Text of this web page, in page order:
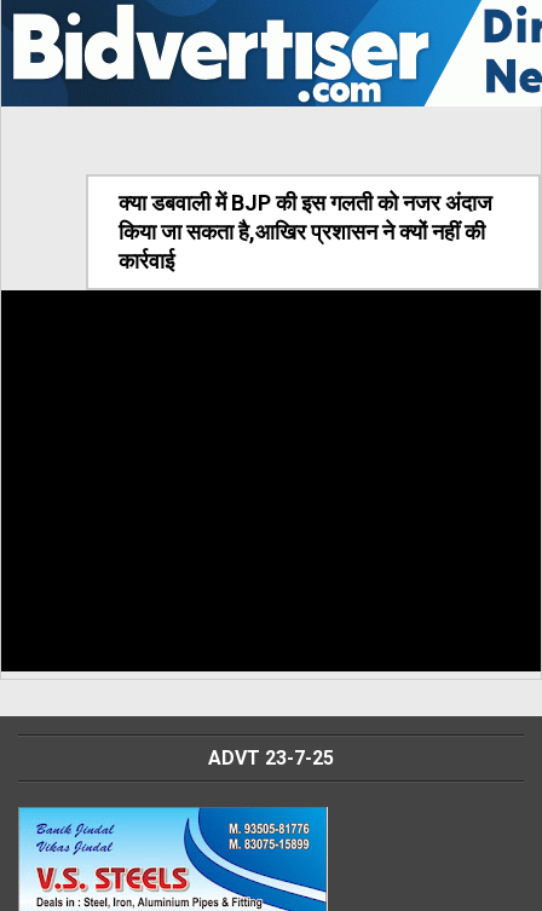
क्या डबवाली में BJP की इस गलती को नजर अंदाज
किया जा सकता है,आखिर प्रशासन ने क्यों नहीं की
कार्रवाई
ADVT 23-7-25